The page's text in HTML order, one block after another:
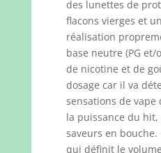
des lunettes de
flacons vierges et
réalisation
base neutre (PG et/
de nicotine et de
dosage car il va
sensations de vape
la puissance du
saveurs en bouche.
qui définit le